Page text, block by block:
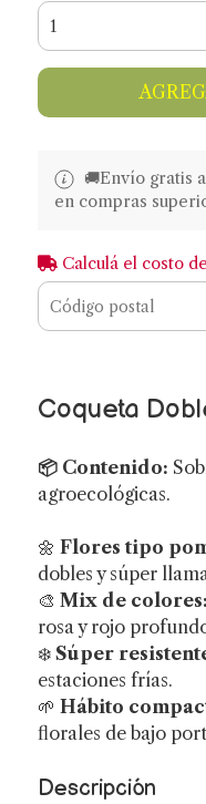
🚚​​Envío gratis
en compras
Calculá el costo
Coqueta
📦 Contenido:
agroecológicas.
🌼 Flores tipo
dobles y súper
🎨 Mix de colores:
rosa y rojo
❄️ Súper
estaciones frías.
🌱 Hábito
florales de bajo
Descripción